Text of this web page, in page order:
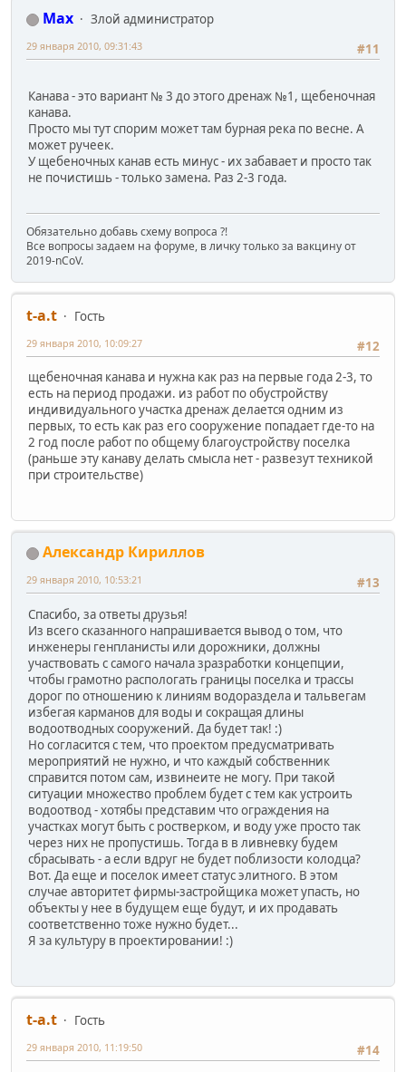
Max
Злой администратор
#11
29 января 2010, 09:31:43
Канава - это вариант № 3 до этого дренаж №1, щебеночная
канава.
Просто мы тут спорим может там бурная река по весне. А
может ручеек.
У щебеночных канав есть минус - их забавает и просто так
не почистишь - только замена. Раз 2-3 года.
Обязательно добавь схему вопроса ?!
Все вопросы задаем на форуме, в личку только за вакцину от
2019-nCoV.
t-a.t
Гость
#12
29 января 2010, 10:09:27
щебеночная канава и нужна как раз на первые года 2-3, то
есть на период продажи. из работ по обустройству
индивидуального участка дренаж делается одним из
первых, то есть как раз его сооружение попадает где-то на
2 год после работ по общему благоустройству поселка
(раньше эту канаву делать смысла нет - развезут техникой
при строительстве)
Александр Кириллов
#13
29 января 2010, 10:53:21
Cпасибо, за ответы друзья!
Из всего сказанного напрашивается вывод о том, что
инженеры генпланисты или дорожники, должны
участвовать с самого начала зразработки концепции,
чтобы грамотно распологать границы поселка и трассы
дорог по отношению к линиям водораздела и тальвегам
избегая карманов для воды и сокращая длины
водоотводных сооружений. Да будет так! :)
Но согласится с тем, что проектом предусматривать
мероприятий не нужно, и что каждый собственник
справится потом сам, извинеите не могу. При такой
ситуации множество проблем будет с тем как устроить
водоотвод - хотябы представим что ограждения на
участках могут быть с ростверком, и воду уже просто так
через них не пропустишь. Тогда в в ливневку будем
сбрасывать - а если вдруг не будет поблизости колодца?
Вот. Да еще и поселок имеет статус элитного. В этом
случае авторитет фирмы-застройщика может упасть, но
объекты у нее в будущем еще будут, и их продавать
соответственно тоже нужно будет...
Я за культуру в проектировании! :)
t-a.t
Гость
#14
29 января 2010, 11:19:50